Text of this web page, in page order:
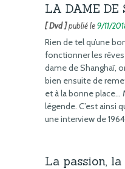
LA DAME DE
[ Dvd ]publié le9/11/
Rien de tel qu’une
fonctionner les rêves
dame de Shanghaï,
bien ensuite de
et à la bonne place…
légende. C’est ainsi
une interview de
La passion,